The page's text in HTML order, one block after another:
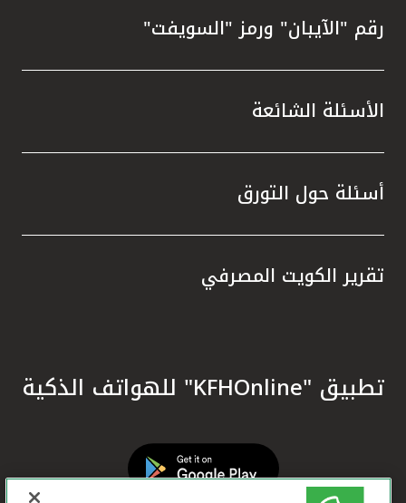
رقم "الآيبان" ورمز "السويفت"
الأسئلة الشائعة
أسئلة حول التورق
تقرير الكويت المصرفي
تطبيق "KFHOnline" للهواتف الذكية